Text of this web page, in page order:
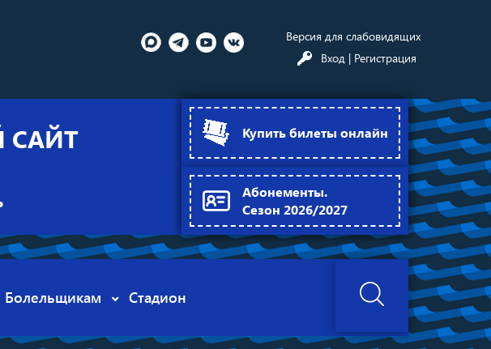
Версия для слабовидящих
Вход | Регистрация
Купить билеты онлайн
Абонементы.
Сезон 2026/2027
Болельщикам Стадион